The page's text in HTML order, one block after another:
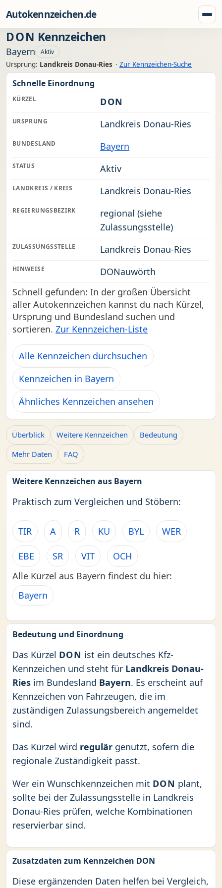
Autokennzeichen.de
DON Kennzeichen
Bayern Aktiv
Ursprung: Landkreis Donau-Ries · Zur Kennzeichen-Suche
Schnelle Einordnung
KÜRZEL DON
URSPRUNG Landkreis Donau-Ries
BUNDESLAND Bayern
STATUS Aktiv
LANDKREIS / KREIS Landkreis Donau-Ries
REGIERUNGSBEZIRK
regional (siehe
Zulassungsstelle)
ZULASSUNGSSTELLE Landkreis Donau-Ries
HINWEISE
DONauwörth
Schnell gefunden: In der großen Übersicht
aller Autokennzeichen kannst du nach Kürzel,
Ursprung und Bundesland suchen und
sortieren. Zur Kennzeichen-Liste
Alle Kennzeichen durchsuchen
Kennzeichen in Bayern
Ähnliches Kennzeichen ansehen
Überblick Weitere Kennzeichen
Bedeutung
Mehr Daten
FAQ
Weitere Kennzeichen aus Bayern
Praktisch zum Vergleichen und Stöbern:
TIR A R KU BYL WER
EBE SR VIT
OCH
Alle Kürzel aus Bayern findest du hier:
Bayern
Bedeutung und Einordnung
Das Kürzel DON ist ein deutsches Kfz-
Kennzeichen und steht für Landkreis Donau-
Ries im Bundesland Bayern. Es erscheint auf
Kennzeichen von Fahrzeugen, die im
zuständigen Zulassungsbereich angemeldet
sind.
Das Kürzel wird regulär genutzt, sofern die
regionale Zuständigkeit passt.
Wer ein Wunschkennzeichen mit DON plant,
sollte bei der Zulassungsstelle in Landkreis
Donau-Ries prüfen, welche Kombinationen
reservierbar sind.
Zusatzdaten zum Kennzeichen DON
Diese ergänzenden Daten helfen bei Vergleich,